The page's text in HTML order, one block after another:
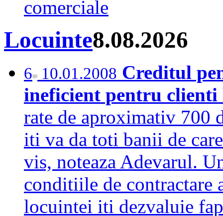
comerciale
Locuinte8.08.2026
6 10.01.2008 Creditul
ineficient pentru clienti
rate de aproximativ 700
iti va da toti banii de
vis, noteaza Adevarul.
conditiile de contractare
locuintei iti dezvaluie